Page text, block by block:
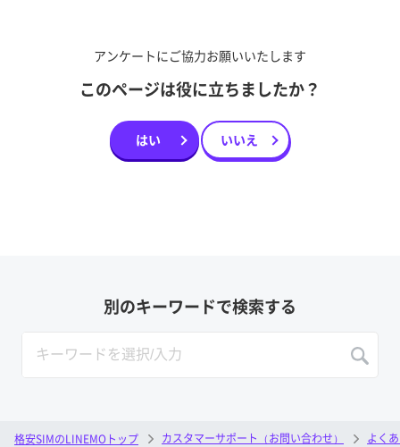
アンケートにご協力お願いいたします
このページは役に立ちましたか？
はい いいえ
別のキーワードで検索する
格安SIMのLINEMOトップ カスタマーサポート（お問い合わせ） よく